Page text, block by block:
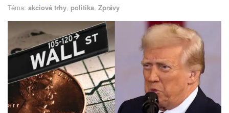
Téma: akciové trhy, politika, Zprávy